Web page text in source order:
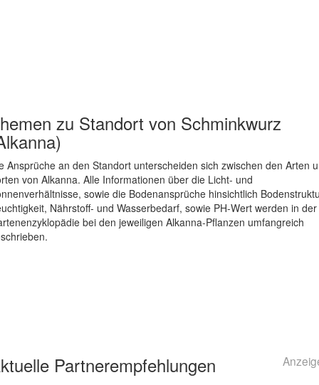
zu Standort von Schminkwurz
Ansprüche an den Standort unterscheiden sich zwischen den Arten
von Alkanna. Alle Informationen über die Licht- und
sowie die Bodenansprüche hinsichtlich
Nährstoff- und Wasserbedarf, sowie PH-Wert werden in der
bei den jeweiligen Alkanna-Pflanzen umfangreich
Partnerempfehlungen